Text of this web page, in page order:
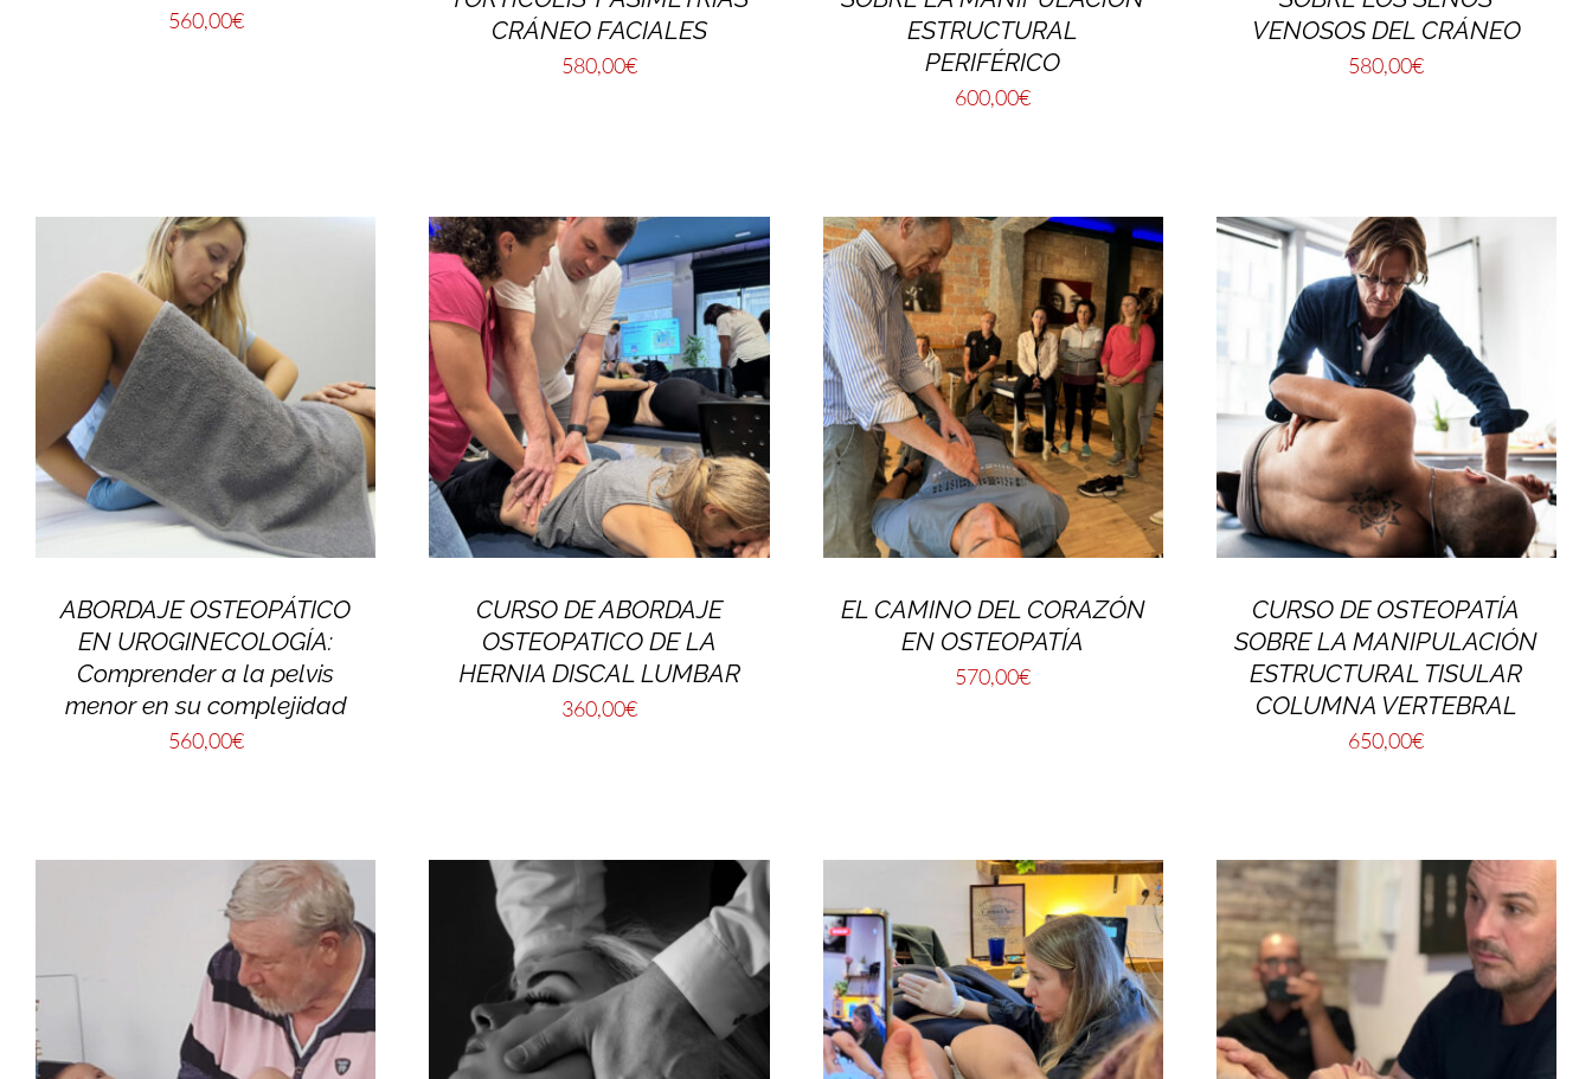
560,00€
CRÁNEO FACIALES
580,00€
ESTRUCTURAL
PERIFÉRICO
600,00€
VENOSOS DEL CRÁNEO
580,00€
ABORDAJE OSTEOPÁTICO
EN UROGINECOLOGÍA:
Comprender a la pelvis
menor en su complejidad
560,00€
CURSO DE ABORDAJE
OSTEOPATICO DE LA
HERNIA DISCAL LUMBAR
360,00€
EL CAMINO DEL CORAZÓN
EN OSTEOPATÍA
570,00€
CURSO DE OSTEOPATÍA
SOBRE LA MANIPULACIÓN
ESTRUCTURAL TISULAR
COLUMNA VERTEBRAL
650,00€